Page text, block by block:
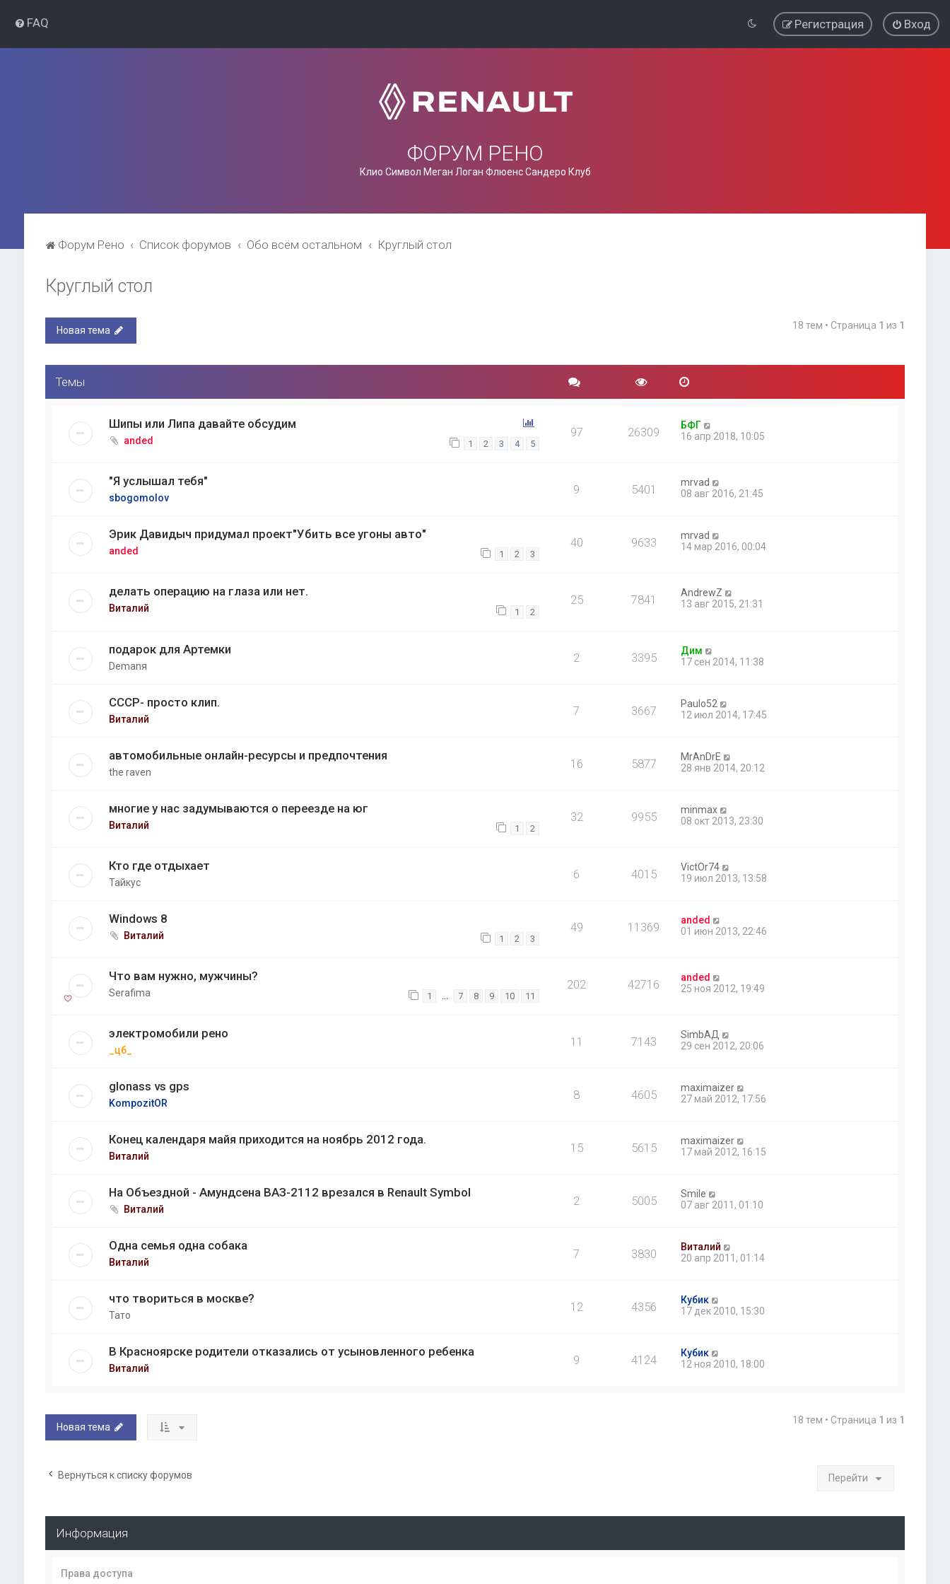
FAQ Вход
Регистрация
ФОРУМ РЕНО
Клио Символ Меган Логан Флюенс Сандеро Клуб
Форум Рено Список форумов Обо всём остальном Круглый стол
Круглый стол
Новая тема 18 тем • Страница 1 из 1
Темы
Шипы или Липа давайте обсудим
anded 1 2 3 4 5
97 26309
БФГ
16 апр 2018, 10:05
"Я услышал тебя"
sbogomolov
9 5401
mrvad
08 авг 2016, 21:45
Эрик Давидыч придумал проект"Убить все угоны авто"
anded 1 2 3
40 9633
mrvad
14 мар 2016, 00:04
делать операцию на глаза или нет.
Виталий 1 2
25 7841
AndrewZ
13 авг 2015, 21:31
подарок для Артемки
Demanя
2 3395
Дим
17 сен 2014, 11:38
СССР- просто клип.
Виталий
7 3667
Paulo52
12 июл 2014, 17:45
автомобильные онлайн-ресурсы и предпочтения
the raven
16 5877
MrAnDrE
28 янв 2014, 20:12
многие у нас задумываются о переезде на юг
Виталий 1 2
32 9955
minmax
08 окт 2013, 23:30
Кто где отдыхает
Тайкус
6 4015
VictOr74
19 июл 2013, 13:58
Windows 8
Виталий 1 2 3
49 11369
anded
01 июн 2013, 22:46
Что вам нужно, мужчины?
Serafima 1 … 7 8 9 10 11
202 42716
anded
25 ноя 2012, 19:49
электромобили рено
_цб_
11 7143
SimbАД
29 сен 2012, 20:06
glonass vs gps
KompozitOR
8 4605
maximaizer
27 май 2012, 17:56
Конец календаря майя приходится на ноябрь 2012 года.
Виталий
15 5615
maximaizer
17 май 2012, 16:15
На Объездной - Амундсена ВАЗ-2112 врезался в Renault Symbol
Виталий
2 5005
Smile
07 авг 2011, 01:10
Одна семья одна собака
Виталий
7 3830
Виталий
20 апр 2011, 01:14
что твориться в москве?
Тато
12 4356
Кубик
17 дек 2010, 15:30
В Красноярске родители отказались от усыновленного ребенка
Виталий
9 4124
Кубик
12 ноя 2010, 18:00
Новая тема
18 тем • Страница 1 из 1
Вернуться к списку форумов Перейти
Информация
Права доступа